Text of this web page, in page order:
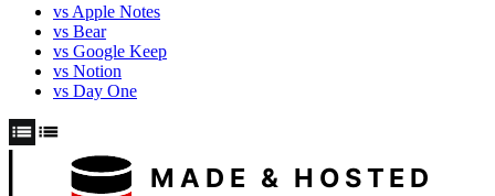
vs Apple Notes
vs Bear
vs Google Keep
vs Notion
vs Day One
MADE & HOSTED